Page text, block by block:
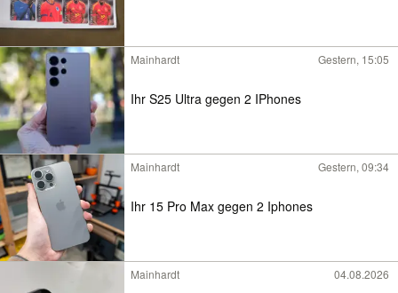
Mainhardt Gestern, 15:05
Ihr S25 Ultra gegen 2 IPhones
Mainhardt Gestern, 09:34
Ihr 15 Pro Max gegen 2 Iphones
Mainhardt 04.08.2026